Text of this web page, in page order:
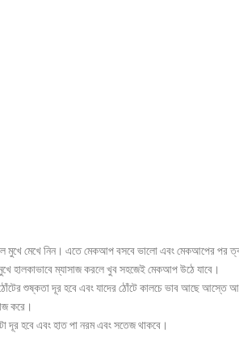
মেখে নিন। এতে মেকআপ বসবে ভালো এবং মেকআপের পর
হালকাভাবে ম্যাসাজ করলে খুব সহজেই মেকআপ উঠে যাবে।
শুষ্কতা দূর হবে এবং যাদের ঠোঁটে কালচে ভাব আছে আস্তে
করে।
দূর হবে এবং হাত পা নরম এবং সতেজ থাকবে।